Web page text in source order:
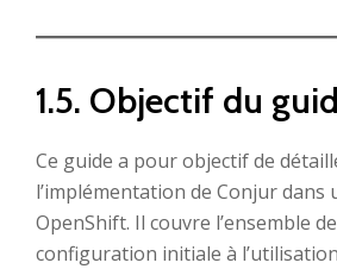
1.5. Objectif du
Ce guide a pour objectif de
l’implémentation de Conjur
OpenShift. Il couvre l’ensemble
configuration initiale à